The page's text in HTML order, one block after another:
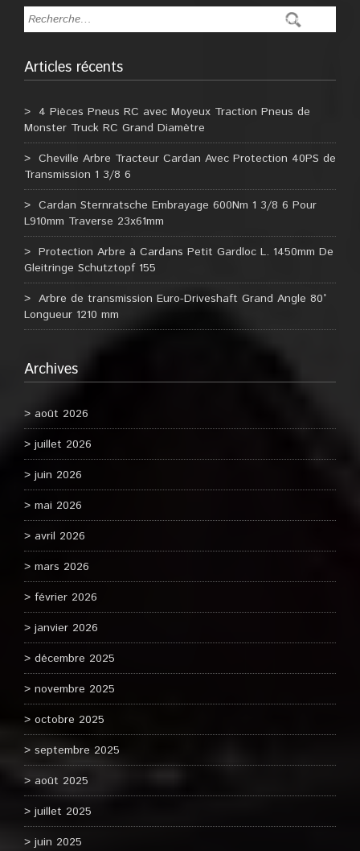
Articles récents
4 Pièces Pneus RC avec Moyeux Traction Pneus de
Monster Truck RC Grand Diamètre
Cheville Arbre Tracteur Cardan Avec Protection 40PS de
Transmission 1 3/8 6
Cardan Sternratsche Embrayage 600Nm 1 3/8 6 Pour
L910mm Traverse 23x61mm
Protection Arbre à Cardans Petit Gardloc L. 1450mm De
Gleitringe Schutztopf 155
Arbre de transmission Euro-Driveshaft Grand Angle 80°
Longueur 1210 mm
Archives
août 2026
juillet 2026
juin 2026
mai 2026
avril 2026
mars 2026
février 2026
janvier 2026
décembre 2025
novembre 2025
octobre 2025
septembre 2025
août 2025
juillet 2025
juin 2025